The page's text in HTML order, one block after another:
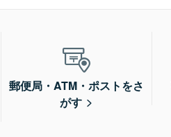
郵便局・ATM・ポストをさ
がす